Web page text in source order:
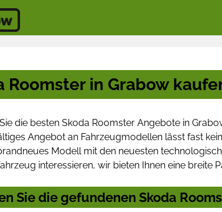
Roomster in Grabow
die besten Skoda Roomster Angebote in
Angebot an Fahrzeugmodellen lässt fast
Modell mit den neuesten
interessieren, wir bieten Ihnen eine breite
Sie die gefundenen Skoda